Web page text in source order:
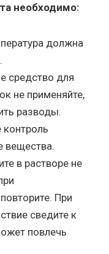
необходимо:
должна
средство для
не применяйте,
разводы.
контроль
вещества.
в растворе не
При
сведите к
повлечь